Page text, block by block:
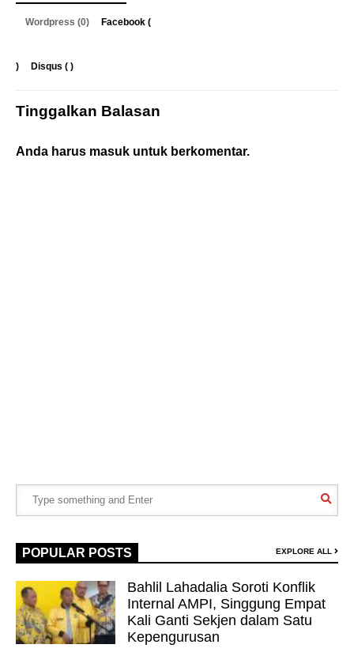
Wordpress (0) Facebook (
) Disqus ( )
Tinggalkan Balasan
Anda harus masuk untuk berkomentar.
POPULAR POSTS EXPLORE ALL
Bahlil Lahadalia Soroti Konflik
Internal AMPI, Singgung Empat
Kali Ganti Sekjen dalam Satu
Kepengurusan